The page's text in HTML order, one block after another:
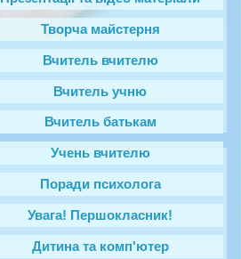
Творча майстерня
Вчитель вчителю
Вчитель учню
Вчитель батькам
Учень вчителю
Поради психолога
Увага! Першокласник!
Дитина та комп'ютер